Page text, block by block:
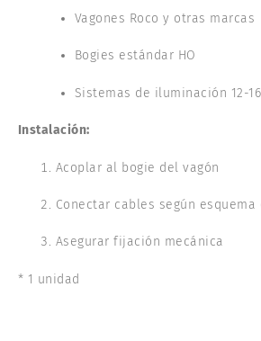
Vagones Roco y otras marcas
Bogies estándar HO
Sistemas de iluminación 12-
Instalación:
Acoplar al bogie del vagón
Conectar cables según
Asegurar fijación mecánica
* 1 unidad